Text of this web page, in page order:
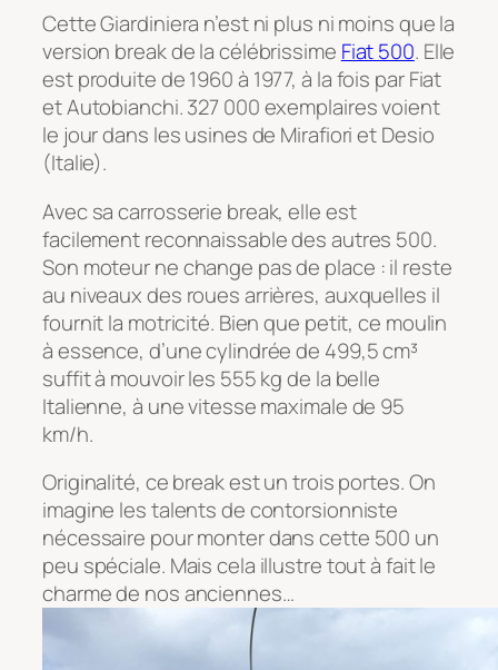
Cette Giardiniera n’est ni plus ni moins que la
version break de la célébrissime Fiat 500. Elle
est produite de 1960 à 1977, à la fois par Fiat
et Autobianchi. 327 000 exemplaires voient
le jour dans les usines de Mirafiori et Desio
(Italie).
Avec sa carrosserie break, elle est
facilement reconnaissable des autres 500.
Son moteur ne change pas de place : il reste
au niveaux des roues arrières, auxquelles il
fournit la motricité. Bien que petit, ce moulin
à essence, d’une cylindrée de 499,5 cm³
suffit à mouvoir les 555 kg de la belle
Italienne, à une vitesse maximale de 95
km/h.
Originalité, ce break est un trois portes. On
imagine les talents de contorsionniste
nécessaire pour monter dans cette 500 un
peu spéciale. Mais cela illustre tout à fait le
charme de nos anciennes…